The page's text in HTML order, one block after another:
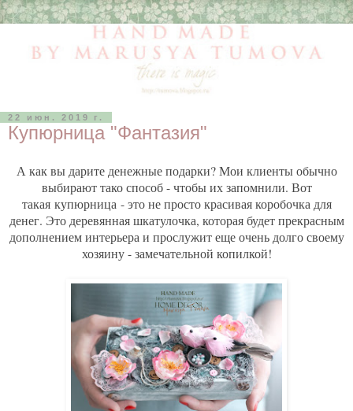
22 июн. 2019 г.
Купюрница "Фантазия"
А как вы дарите денежные подарки? Мои клиенты обычно
выбирают тако способ - чтобы их запомнили. Вот
такая купюрница - это не просто красивая коробочка для
денег. Это деревянная шкатулочка, которая будет прекрасным
дополнением интерьера и прослужит еще очень долго своему
хозяину - замечательной копилкой!